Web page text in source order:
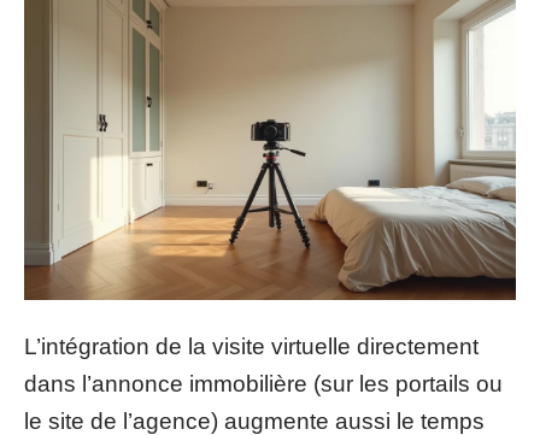
L’intégration de la visite virtuelle directement
dans l’annonce immobilière (sur les portails ou
le site de l’agence) augmente aussi le temps